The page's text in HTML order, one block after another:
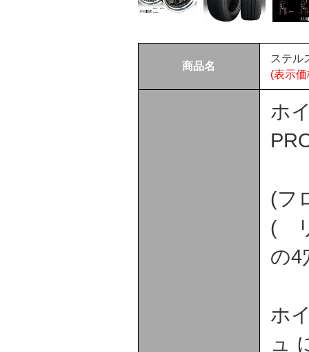
商品名
ステル
(表示
ホ
(フ
(
の4
ホ
ュ